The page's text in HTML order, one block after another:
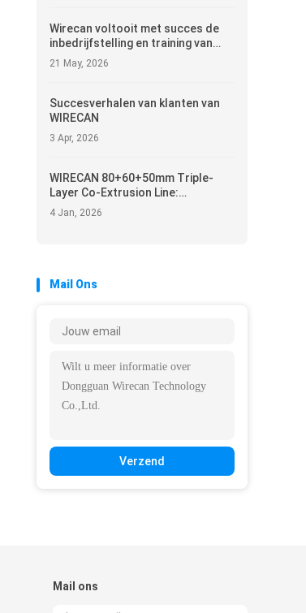
Wirecan voltooit met succes de
inbedrijfstelling en training van
80+70 kabelextrusielijnen in India
21 May, 2026
Succesverhalen van klanten van
WIRECAN
3 Apr, 2026
WIRECAN 80+60+50mm Triple-
Layer Co-Extrusion Line:
Engineering de toekomst van
Multi-Layer Cabling
4 Jan, 2026
Mail Ons
Verzend
Mail ons